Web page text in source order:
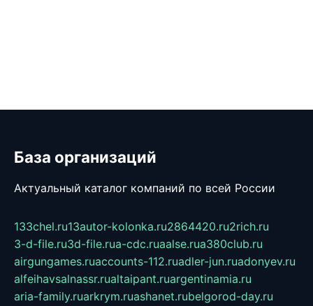
База организаций
Актуальный каталог компаний по всей России
133chel.ru13autor-kolonka.ru2864420.ru2rich.ru
3-d-file.ru3d-file.rua-cdc.ruaalse.rua380club.ru
airgungames.ruaccounts-112.ruadler-jun.ruadonyev.ru
alfeihavsalnassr.rualtaipant.ruargentinamia.ru
aria-family.ruarkrym.ruashanet.rubelgorod-day.ru